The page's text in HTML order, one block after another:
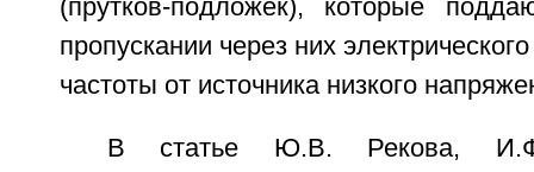
(прутков-подложек), которые
пропускании через них
частоты от источника низкого
В статье Ю.В. Рекова,